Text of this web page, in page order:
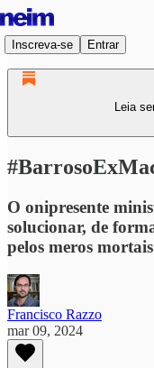
Inscreva-se Entrar
Leia
O onipresente
solucionar, de
pelos meros mortais
Francisco Razzo
mar 09, 2024